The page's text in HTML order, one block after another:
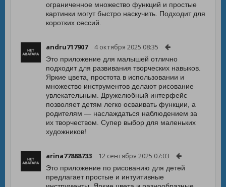
ограниченное множество функций и простые
картинки могут быстро наскучить. Подходит для
коротких сессий.
andru717907 4 октября 2025 08:35
Это приложение для малышей отлично
подходит для развивания творческих навыков.
Яркие цвета, простота в использовании и
множество инструментов делают рисование
увлекательным. Дружелюбный интерфейс
позволяет детям легко осваивать функции, а
родителям — наслаждаться наблюдением за
их творчеством. Супер выбор для маленьких
художников!
arina77888733 12 сентября 2025 07:03
Это приложение по рисованию для детей
предлагает простые и интуитивные